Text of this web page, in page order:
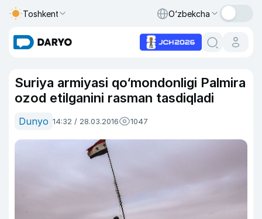
Toshkent O‘zbekcha
Suriya armiyasi qo‘mondonligi Palmira
ozod etilganini rasman tasdiqladi
Dunyo 14:32 / 28.03.2016 1047